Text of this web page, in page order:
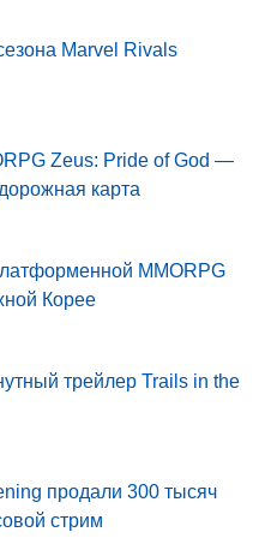
Marvel Rivals
Zeus: Pride of God —
карта
MMORPG
Корее
трейлер Trails in the
продали 300 тысяч
стрим